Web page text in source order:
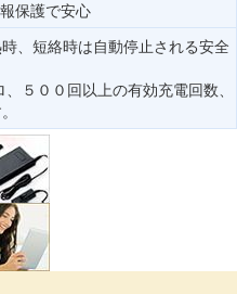
保護で安心
、短絡時は自動停止される安全
５００回以上の有効充電回数、